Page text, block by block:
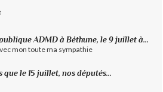
ADMD à Béthune, le 9 juillet à...
mon toute ma sympathie
que le 15 juillet, nos députés...